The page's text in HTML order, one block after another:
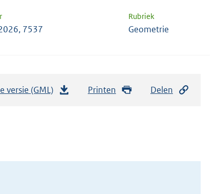
Rubriek
7537 Geometrie
versie (GML)
n
Printen Delen